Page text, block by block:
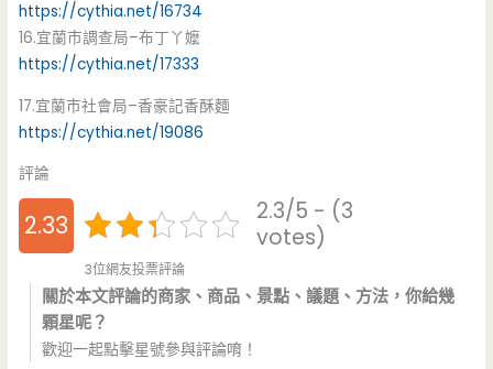
https://cythia.net/16734
16.宜蘭市調查局–布丁丫嬤
https://cythia.net/17333
17.宜蘭市社會局–香豪記香酥麵
https://cythia.net/19086
評論
2.33
3333
3333
2.3/5 - (3
votes)
3位網友投票評論
關於本文評論的商家、商品、景點、議題、方法，你給幾
顆星呢？
歡迎一起點擊星號參與評論唷！